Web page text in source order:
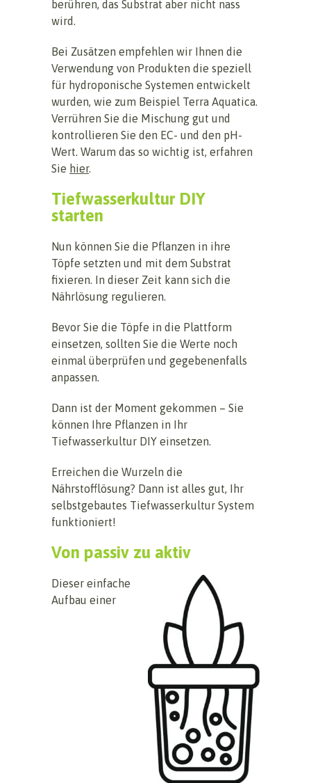
berühren, das Substrat aber nicht nass
wird.
Bei Zusätzen empfehlen wir Ihnen die
Verwendung von Produkten die speziell
für hydroponische Systemen entwickelt
wurden, wie zum Beispiel Terra Aquatica.
Verrühren Sie die Mischung gut und
kontrollieren Sie den EC- und den pH-
Wert. Warum das so wichtig ist, erfahren
Sie hier.
Tiefwasserkultur DIY
starten
Nun können Sie die Pflanzen in ihre
Töpfe setzten und mit dem Substrat
fixieren. In dieser Zeit kann sich die
Nährlösung regulieren.
Bevor Sie die Töpfe in die Plattform
einsetzen, sollten Sie die Werte noch
einmal überprüfen und gegebenenfalls
anpassen.
Dann ist der Moment gekommen – Sie
können Ihre Pflanzen in Ihr
Tiefwasserkultur DIY einsetzen.
Erreichen die Wurzeln die
Nährstofflösung? Dann ist alles gut, Ihr
selbstgebautes Tiefwasserkultur System
funktioniert!
Von passiv zu aktiv
Dieser einfache
Aufbau einer